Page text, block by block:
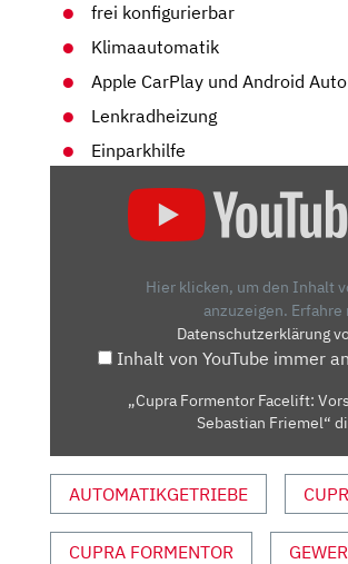
frei konfigurierbar
Klimaautomatik
Apple CarPlay und Android Auto
Lenkradheizung
Einparkhilfe
FORMENTOR
FACELIFT:
Hier klicken, um den Inhalt
anzuzeigen. Erfahre
Datenschutzerklärung
Inhalt von YouTube immer
„Cupra Formentor Facelift:
Sebastian Friemel“
AUTOMATIKGETRIEBE
CUPRA FORMENTOR